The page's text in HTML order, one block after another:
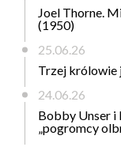
Joel Thorne.
(1950)
25.06.26
Trzej królowie
24.06.26
Bobby Unser i
„pogromcy